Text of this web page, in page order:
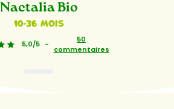
Nactalia Bio
10-36 mois
5,0/5 -
50
commentaires